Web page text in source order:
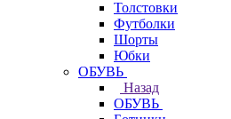
Толстовки
Футболки
Шорты
Юбки
ОБУВЬ
Назад
ОБУВЬ